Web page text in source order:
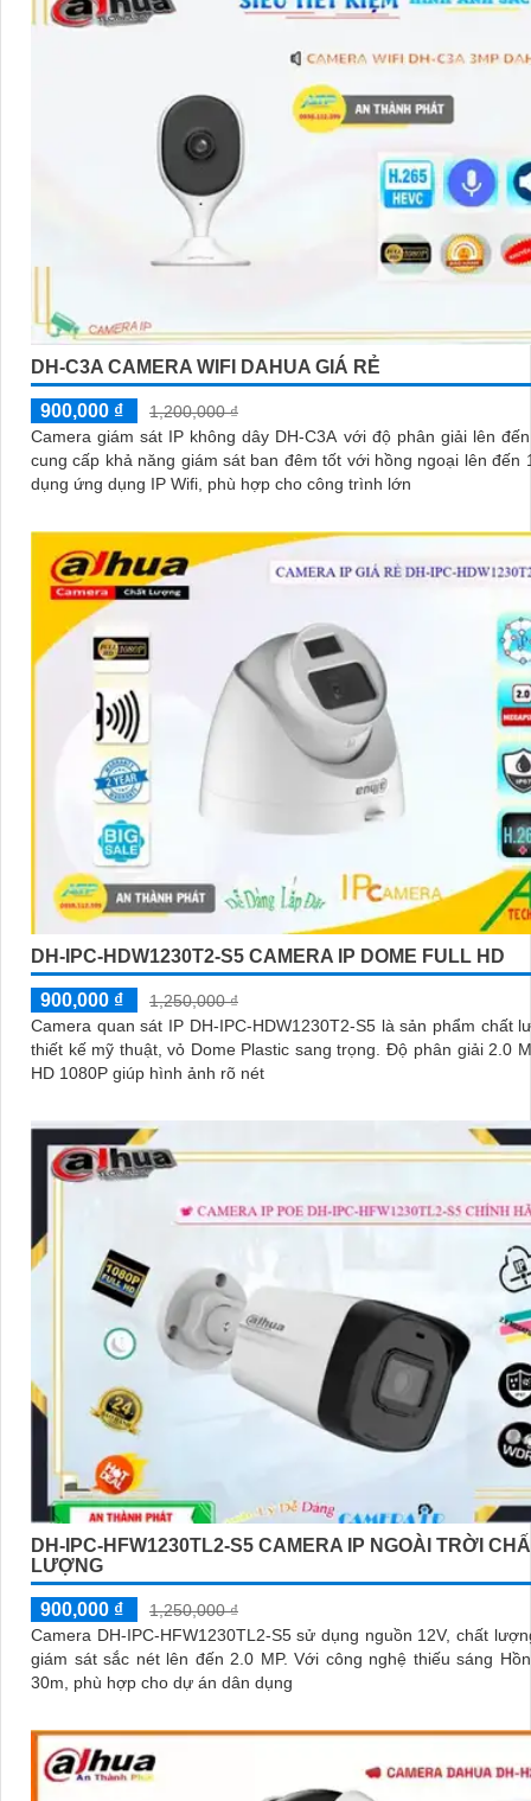
DH-C3A CAMERA WIFI DAHUA GIÁ RẺ
900,000 ₫
1,200,000 ₫
Camera giám sát IP không dây DH-C3A với độ phân giải lên
cung cấp khả năng giám sát ban đêm tốt với hồng ngoại lên đến
dụng ứng dụng IP Wifi, phù hợp cho công trình lớn
DH-IPC-HDW1230T2-S5 CAMERA IP DOME FULL HD
900,000 ₫
1,250,000 ₫
Camera quan sát IP DH-IPC-HDW1230T2-S5 là sản phẩm chất
thiết kế mỹ thuật, vỏ Dome Plastic sang trọng. Độ phân giải 2.0 MP FULL
HD 1080P giúp hình ảnh rõ nét
DH-IPC-HFW1230TL2-S5 CAMERA IP NGOÀI TRỜI
LƯỢNG
900,000 ₫
1,250,000 ₫
Camera DH-IPC-HFW1230TL2-S5 sử dụng nguồn 12V, chất
giám sát sắc nét lên đến 2.0 MP. Với công nghệ thiếu sáng Hồng Ngoại
30m, phù hợp cho dự án dân dụng